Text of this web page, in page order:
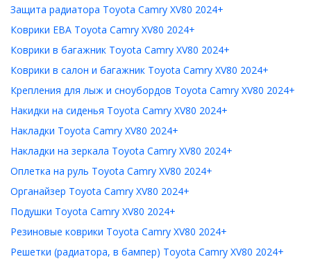
Защита радиатора Toyota Camry XV80 2024+
Коврики ЕВА Toyota Camry XV80 2024+
Коврики в багажник Toyota Camry XV80 2024+
Коврики в салон и багажник Toyota Camry XV80 2024+
Крепления для лыж и сноубордов Toyota Camry XV80 2024+
Накидки на сиденья Toyota Camry XV80 2024+
Накладки Toyota Camry XV80 2024+
Накладки на зеркала Toyota Camry XV80 2024+
Оплетка на руль Toyota Camry XV80 2024+
Органайзер Toyota Camry XV80 2024+
Подушки Toyota Camry XV80 2024+
Резиновые коврики Toyota Camry XV80 2024+
Решетки (радиатора, в бампер) Toyota Camry XV80 2024+